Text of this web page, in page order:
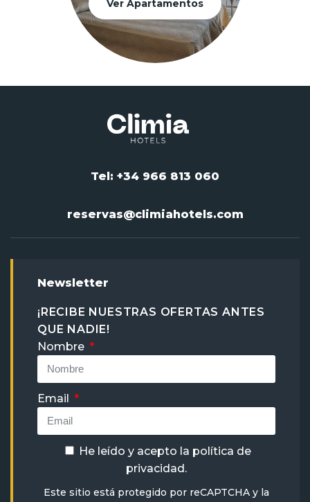
Ver Apartamentos
Tel: +34 966 813 060
reservas@climiahotels.com
Newsletter
¡RECIBE NUESTRAS OFERTAS ANTES
QUE NADIE!
Nombre
Email
He leído y acepto la política de
privacidad.
Este sitio está protegido por reCAPTCHA y la